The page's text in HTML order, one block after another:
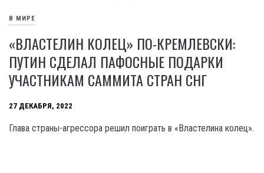
В МИРЕ
«ВЛАСТЕЛИН КОЛЕЦ» ПО-КРЕМЛЕВСКИ:
ПУТИН СДЕЛАЛ ПАФОСНЫЕ ПОДАРКИ
УЧАСТНИКАМ САММИТА СТРАН СНГ
27 ДЕКАБРЯ, 2022
Глава страны-агрессора решил поиграть в «Властелина колец».